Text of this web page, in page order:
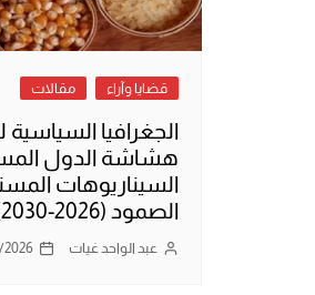
قضايا وآراء مقالات
هشاشة الدول
السيناريوهات
الصمود (2026-2030)
عبد الواحد غيات